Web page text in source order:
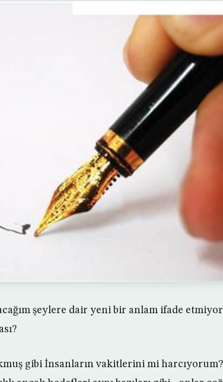
şeylere dair yeni bir anlam ifade
gibi İnsanların vakitlerini mi harcıyorum?